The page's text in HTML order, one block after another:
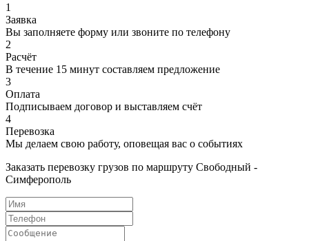
1
Заявка
Вы заполняете форму или звоните по телефону
2
Расчёт
В течение 15 минут составляем предложение
3
Оплата
Подписываем договор и выставляем счёт
4
Перевозка
Мы делаем свою работу, оповещая вас о событиях
Заказать перевозку грузов по маршруту Свободный -
Симферополь